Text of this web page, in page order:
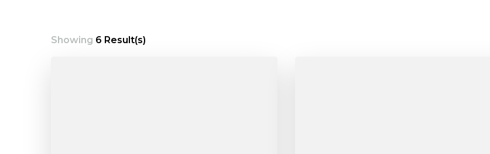
Showing 6 Result(s)